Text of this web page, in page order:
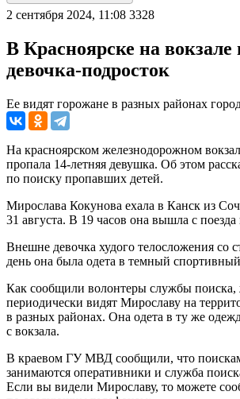
2 сентября 2024, 11:08 3328
В Красноярске на вокзале
девочка-подросток
Ее видят горожане в разных районах
На красноярском железнодорожном
пропала 14-летняя девушка. Об этом
по поиску пропавших детей.
Мирослава Кокунова ехала в Канск из
31 августа. В 19 часов она вышла с поезда
Внешне девочка худого телосложения со
день она была одета в темный
Как сообщили волонтеры службы поиска,
периодически видят Мирославу на
в разных районах. Она одета в ту же
с вокзала.
В краевом ГУ МВД сообщили, что
занимаются оперативники и служба
Если вы видели Мирославу, то можете